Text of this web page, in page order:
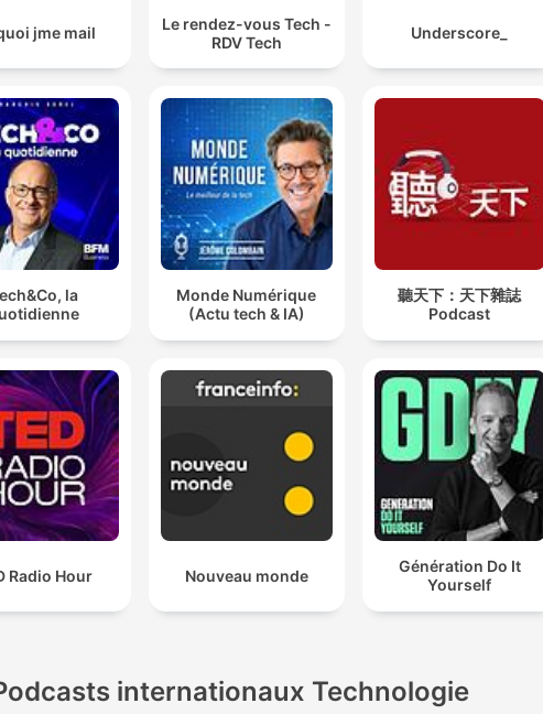
jme mail
Le rendez-vous Tech -
RDV Tech
Underscore_
la
Monde Numérique
(Actu tech & IA)
聽天下：天下雜誌
Podcast
Radio Hour Nouveau monde
Génération Do It
Yourself
internationaux Technologie